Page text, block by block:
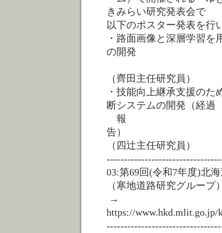
きみらい研究発表会で
以下のポスター発表を行
・路面画像と深層学習
の開発
（齊田主任研究員）
・技能向上継承支援の
断システムの開発（経過
報
（四辻主任研究員）
03:第69回(令和7年度)北
（寒地道路研究グループ
→
https://www.hkd.mlit.go.jp/